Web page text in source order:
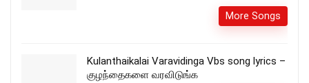
More Songs
Kulanthaikalai Varavidinga Vbs song lyrics –
குழந்தைகளை வரவிடுங்க